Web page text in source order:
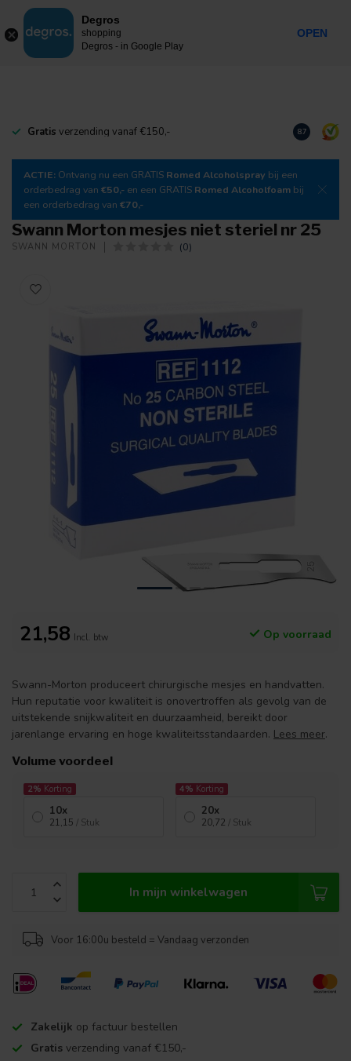
MENU
Gratis verzending vanaf €150,- Download
8.7
ACTIE: Ontvang nu een GRATIS Romed Alcoholspray bij een
orderbedrag van €50,- en een GRATIS Romed Alcoholfoam bij
een orderbedrag van €70,-
Swann Morton mesjes niet steriel nr 25
SWANN MORTON (0)
21,58 Incl. btw Op voorraad
Swann-Morton produceert chirurgische mesjes en handvatten.
Hun reputatie voor kwaliteit is onovertroffen als gevolg van de
uitstekende snijkwaliteit en duurzaamheid, bereikt door
jarenlange ervaring en hoge kwaliteitsstandaarden. Lees meer.
Volume voordeel
2% Korting
10x
21,15 / Stuk
4% Korting
20x
20,72 / Stuk
In mijn winkelwagen
Voor 16:00u besteld = Vandaag verzonden
Zakelijk op factuur bestellen
Gratis verzending vanaf €150,-
Degros
shopping
Degros - in Google Play
OPEN